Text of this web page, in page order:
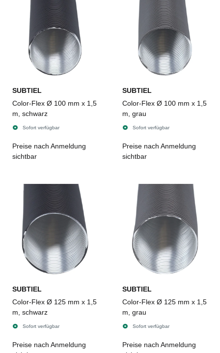
SUBTIEL
Color-Flex Ø 100 mm x 1,5
m, schwarz
Sofort verfügbar
Preise nach Anmeldung
sichtbar
SUBTIEL
Color-Flex Ø 100 mm x 1,5
m, grau
Sofort verfügbar
Preise nach Anmeldung
sichtbar
SUBTIEL
Color-Flex Ø 125 mm x 1,5
m, schwarz
Sofort verfügbar
Preise nach Anmeldung
SUBTIEL
Color-Flex Ø 125 mm x 1,5
m, grau
Sofort verfügbar
Preise nach Anmeldung